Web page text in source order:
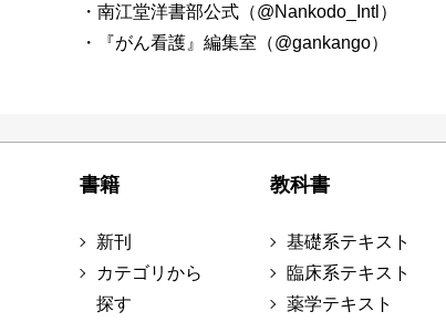
・南江堂洋書部公式（@Nankodo_Intl）
・『がん看護』編集室（@gankango）
書籍
新刊
カテゴリから
探す
教科書
基礎系テキスト
臨床系テキスト
薬学テキスト